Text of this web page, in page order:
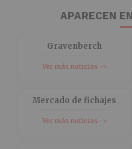
APARECEN
Gravenberch
Ver más noticias ->
Mercado de fichajes
Ver más noticias ->